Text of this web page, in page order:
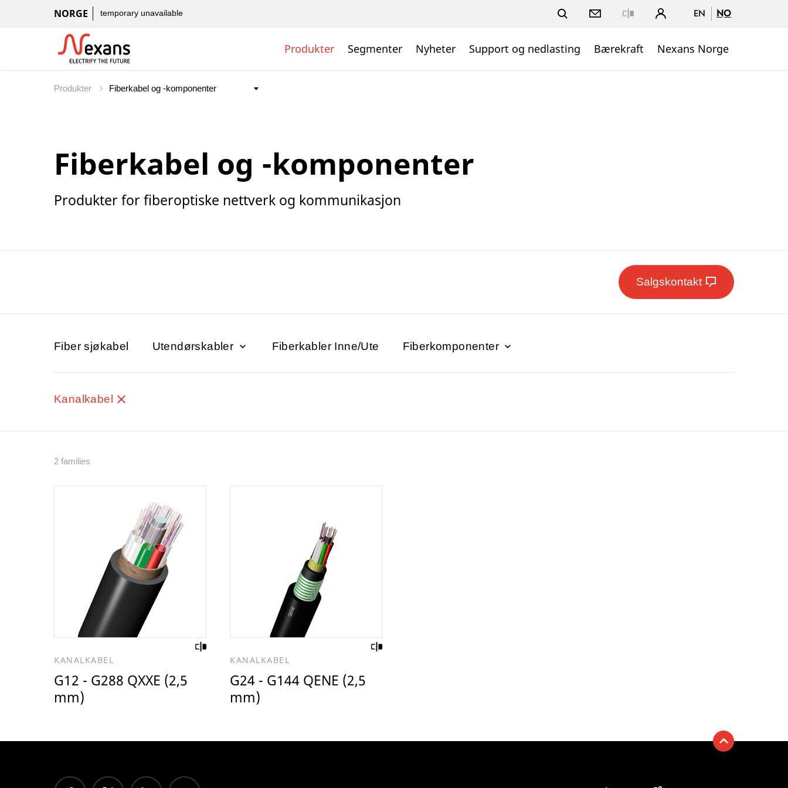
NORGE temporary unavailable EN NO
Produkter Segmenter Nyheter Support og nedlasting Bærekraft Nexans Norge
Produkter
Fiberkabel og -komponenter
Produkter for fiberoptiske nettverk og kommunikasjon
Salgskontakt
Fiber sjøkabel Utendørskabler Fiberkabler Inne/Ute Fiberkomponenter
Kanalkabel
2 families
KANALKABEL
G12 - G288 QXXE (2,5
mm)
KANALKABEL
G24 - G144 QENE (2,5
mm)